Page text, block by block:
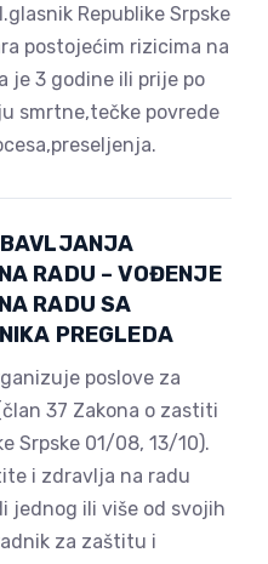
Republike Srpske
postojećim rizicima na
je 3 godine ili prije po
smrtne,tečke povrede
RADU – VOĐENJE
RADU SA
PREGLEDA
poslove za
37 Zakona o zastiti
Srpske 01/08, 13/10).
i zdravlja na radu
jednog ili više od svojih
za zaštitu i